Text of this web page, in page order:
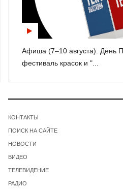
Афиша (7–10 августа). День
фестиваль красок и "...
КОНТАКТЫ
ПОИСК НА САЙТЕ
НОВОСТИ
ВИДЕО
ТЕЛЕВИДЕНИЕ
РАДИО